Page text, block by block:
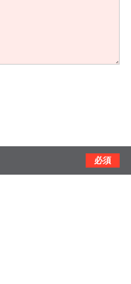
必須